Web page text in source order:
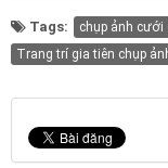
Tags:
chụp ảnh cưới
Trang trí gia tiên chụp